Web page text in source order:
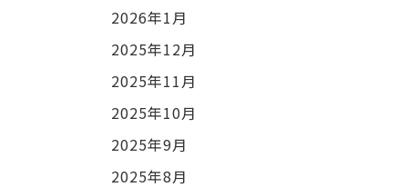
2026年1月
2025年12月
2025年11月
2025年10月
2025年9月
2025年8月